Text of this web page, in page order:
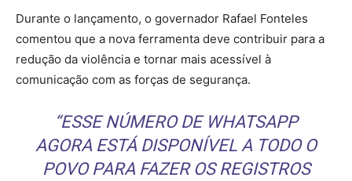
Durante o lançamento, o governador Rafael Fonteles
comentou que a nova ferramenta deve contribuir para a
redução da violência e tornar mais acessível à
comunicação com as forças de segurança.
“ESSE NÚMERO DE WHATSAPP
AGORA ESTÁ DISPONÍVEL A TODO O
POVO PARA FAZER OS REGISTROS